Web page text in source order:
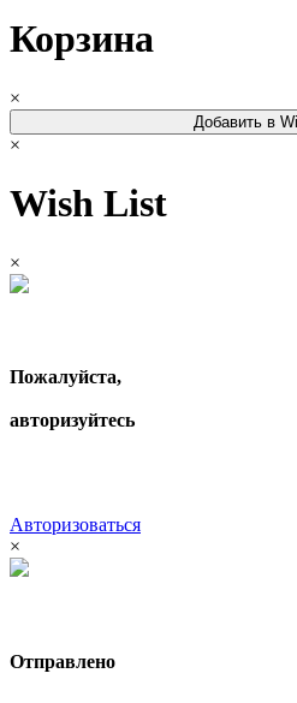
Корзина
×
Добавить в
×
Wish List
×
Пожалуйста,
авторизуйтесь
Авторизоваться
×
Отправлено